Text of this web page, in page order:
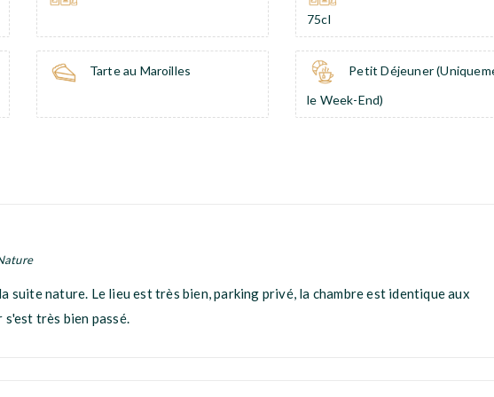
75cl
Tarte au Maroilles
Petit Déjeuner
le Week-End)
suite nature. Le lieu est très bien, parking privé, la chambre est identique aux
très bien passé.